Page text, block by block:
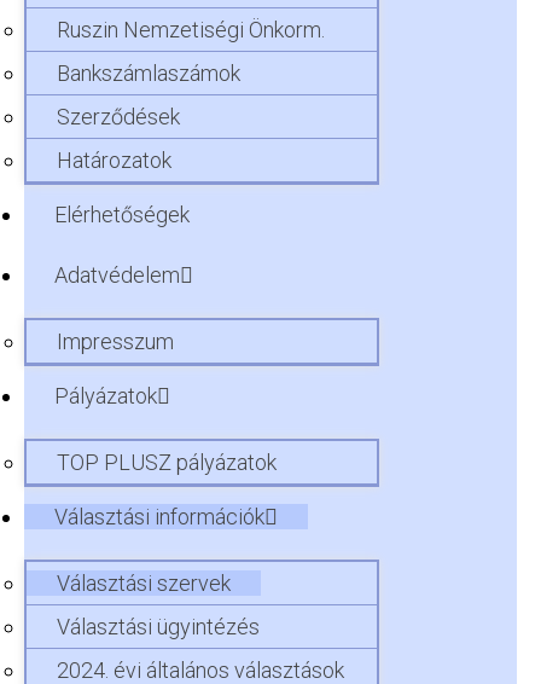
Ruszin Nemzetiségi Önkorm.
Bankszámlaszámok
Szerződések
Határozatok
Elérhetőségek
Adatvédelem
Impresszum
Pályázatok
TOP PLUSZ pályázatok
Választási információk
Választási szervek
Választási ügyintézés
2024. évi általános választások